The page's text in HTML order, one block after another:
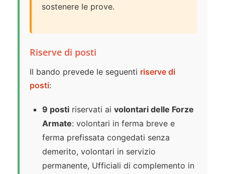
sostenere le prove.
Riserve di posti
Il bando prevede le seguenti riserve di
posti:
9 posti riservati ai volontari delle Forze
Armate: volontari in ferma breve e
ferma prefissata congedati senza
demerito, volontari in servizio
permanente, Ufficiali di complemento in